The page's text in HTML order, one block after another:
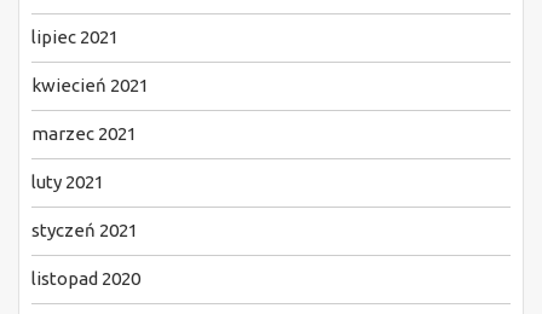
lipiec 2021
kwiecień 2021
marzec 2021
luty 2021
styczeń 2021
listopad 2020